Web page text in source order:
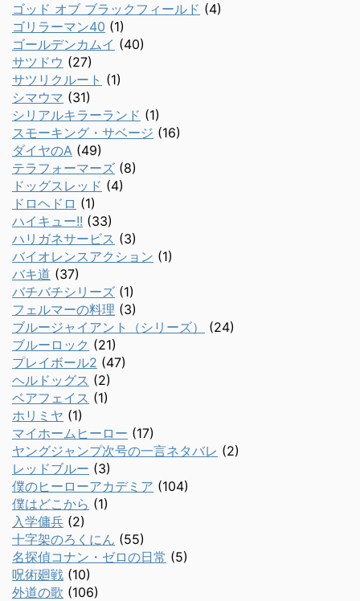
ゴッド オブ ブラックフィールド (4)
ゴリラーマン40 (1)
ゴールデンカムイ (40)
サツドウ (27)
サツリクルート (1)
シマウマ (31)
シリアルキラーランド (1)
スモーキング・サベージ (16)
ダイヤのA (49)
テラフォーマーズ (8)
ドッグスレッド (4)
ドロヘドロ (1)
ハイキュー!! (33)
ハリガネサービス (3)
バイオレンスアクション (1)
バキ道 (37)
バチバチシリーズ (1)
フェルマーの料理 (3)
ブルージャイアント（シリーズ）
(24)
ブルーロック (21)
プレイボール2 (47)
ヘルドッグス (2)
ベアフェイス (1)
ホリミヤ (1)
マイホームヒーロー (17)
ヤングジャンプ次号の一言ネタバレ (2)
レッドブルー (3)
僕のヒーローアカデミア (104)
僕はどこから (1)
入学傭兵 (2)
十字架のろくにん (55)
名探偵コナン・ゼロの日常 (5)
呪術廻戦 (10)
外道の歌 (106)